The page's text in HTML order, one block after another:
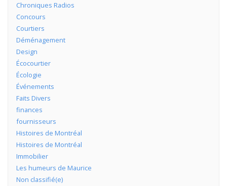
Chroniques Radios
Concours
Courtiers
Déménagement
Design
Écocourtier
Écologie
Événements
Faits Divers
finances
fournisseurs
Histoires de Montréal
Histoires de Montréal
Immobilier
Les humeurs de Maurice
Non classifié(e)